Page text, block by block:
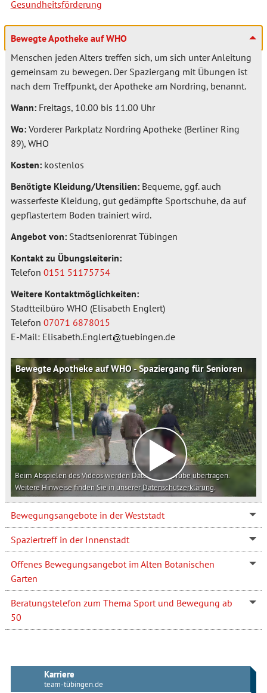
Gesundheitsförderung
Bewegte Apotheke auf WHO
Menschen jeden Alters treffen sich, um sich unter Anleitung
gemeinsam zu bewegen. Der Spaziergang mit Übungen ist
nach dem Treffpunkt, der Apotheke am Nordring, benannt.
Wann: Freitags, 10.00 bis 11.00 Uhr
Wo: Vorderer Parkplatz Nordring Apotheke (Berliner Ring
89), WHO
Kosten: kostenlos
Benötigte Kleidung/Utensilien: Bequeme, ggf. auch
wasserfeste Kleidung, gut ge­dämpfte Sportschuhe, da auf
gepflastertem Boden trainiert wird.
Angebot von: Stadtseniorenrat Tübingen
Kontakt zu Übungsleiterin:
Telefon 0151 51175754
Weitere Kontaktmöglichkeiten:
Stadtteilbüro WHO (Elisabeth Englert)
Telefon 07071 6878015
E-Mail: Elisabeth.Englert tuebingen.de
Bewegte Apotheke auf WHO - Spaziergang für Senioren
Beim Abspielen des Videos werden Daten an YouTube übertragen.
Weitere Hinweise finden Sie in unsererDatenschutzerklärung.
Bewegungsangebote in der Weststadt
Spaziertreff in der Innenstadt
Offenes Bewegungsangebot im Alten Botanischen
Garten
Beratungstelefon zum Thema Sport und Bewegung ab
50
Karriere
team-tübingen.de